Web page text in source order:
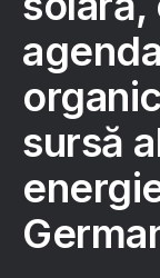
sursă